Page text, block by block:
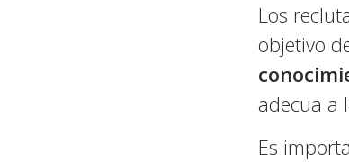
Los
objetivo
adecua a
Es